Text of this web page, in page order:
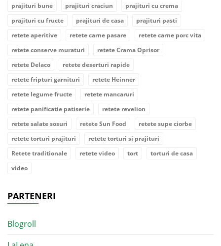
prajituri bune
prajituri craciun
prajituri cu crema
prajituri cu fructe
prajituri de casa
prajituri pasti
retete aperitive
retete carne pasare
retete carne porc vita
retete conserve muraturi
retete Crama Oprisor
retete Delaco
retete deserturi rapide
retete fripturi garnituri
retete Heinner
retete legume fructe
retete mancaruri
retete panificatie patiserie
retete revelion
retete salate sosuri
retete Sun Food
retete supe ciorbe
retete torturi prajituri
retete torturi si prajituri
Retete traditionale
retete video tort
torturi de casa
video
PARTENERI
Blogroll